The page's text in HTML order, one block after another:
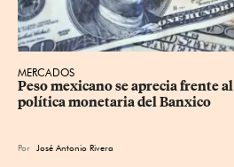
MERCADOS
Peso mexicano se aprecia frente
política monetaria del Banxico
Por José Antonio Rivera